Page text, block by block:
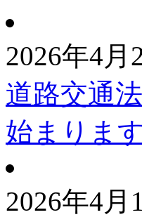
2026年4月
道路交通
始まります
2026年4月